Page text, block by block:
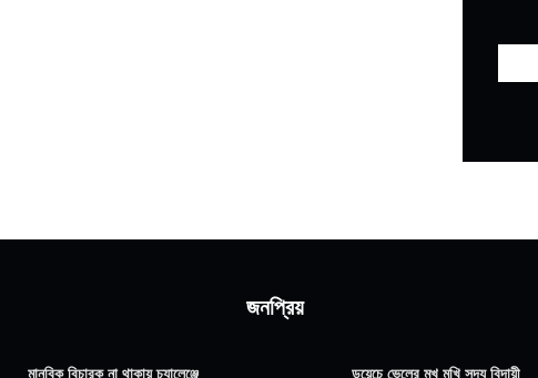
মানবিক বিচারক না থাকায় চ্যালেঞ্জে
জনপ্রিয়
ডয়েচে ভেলের মুখ মুখি সদ্য বিদায়ী